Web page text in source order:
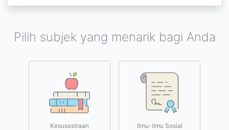
Pilih subjek yang menarik bagi Anda
Kesusastraan Ilmu-ilmu Sosial